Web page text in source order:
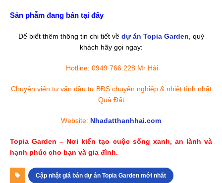
Sản phẫm đang bán tại đây
Để biết thêm thông tin chi tiết vềdự án Topia Garden , quý
khách hãy gọi ngay:
Hotline: 0949 766 228 Mr Hải
Chuyên viên tư vấn đầu tư BĐS chuyên nghiệp & nhiệt tình nhất
Quả Đất
Website: Nhadatthanhhai.com
Topia Garden – Nơi kiến tạo cuộc sống xanh, an lành và
hạnh phúc cho bạn và gia đình.
Cập nhật giá bán dự án Topia Garden mới nhất